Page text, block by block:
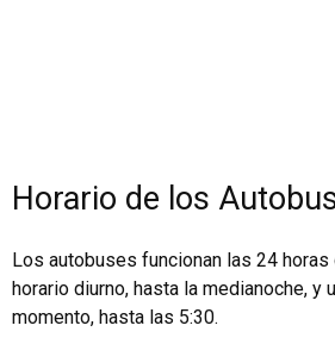
Horario de los
Los autobuses funcionan las 24 horas
horario diurno, hasta la medianoche, y
momento, hasta las 5:30.